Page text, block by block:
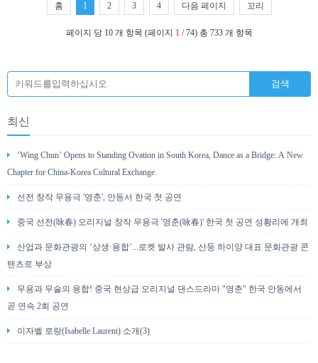
홈 1 2 3 4 다음 페이지 꼬리
페이지 당 10 개 항목 (페이지 1/ 74) 총 733 개 항목
최신
‘Wing Chun’ Opens to Standing Ovation in South Korea, Dance as a Bridge: A New
Chapter for China-Korea Cultural Exchange.
선전 창작 무용극 '영춘', 안동서 한국 첫 공연
중국 선전(咏春) 오리지널 창작 무용극 '영춘(咏春)' 한국 첫 공연 성황리에 개최
산업과 문화관광의 ‘상생·융합’...로켓 발사 관람, 산둥 하이양 대표 문화관광 콘
텐츠로 부상
무용과 무술의 융합! 중국 현상급 오리지널 댄스드라마 "영춘" 한국 안동에서
곧 연속 2회 공연
이자벨 로랑(Isabelle Laurent) 소개(3)